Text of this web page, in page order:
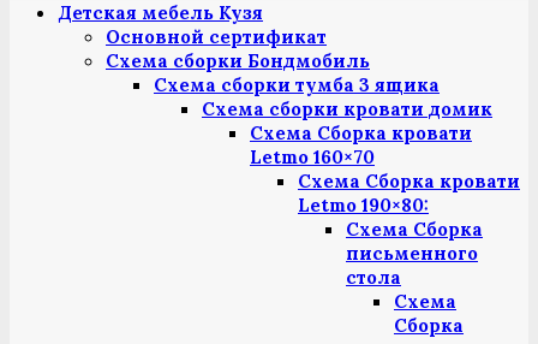
Детская мебель Кузя
Основной сертификат
Схема сборки Бондмобиль
Схема сборки тумба 3 ящика
Схема сборки кровати домик
Схема Сборка кровати
Letmo 160×70
Схема Сборка кровати
Letmo 190×80:
Схема Сборка
письменного
стола
Схема
Сборка